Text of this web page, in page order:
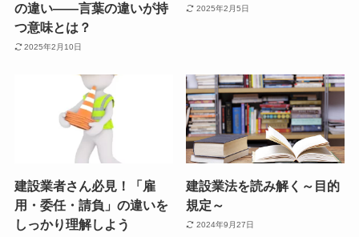
の違い――言葉の違いが持
つ意味とは？
2025年2月10日
2025年2月5日
建設業者さん必見！「雇
用・委任・請負」の違いを
しっかり理解しよう
建設業法を読み解く～目的
規定～
2024年9月27日